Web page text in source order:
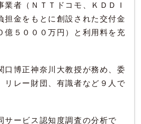
業者（ＮＴＴドコモ、ＫＤＤＩ
担金をもとに創設された交付金
億５０００万円）と利用料を充
口博正神奈川大教授が務め、委
リレー財団、有識者など９人で
サービス認知度調査の分析で